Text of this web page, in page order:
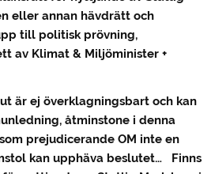
eller annan hävdrätt och
till politisk prövning,
av Klimat & Miljöminister +
är ej överklagningsbart och kan
åtminstone i denna
prejudicerande OM inte en
kan upphäva beslutet… Finns